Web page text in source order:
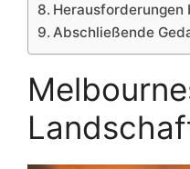
Herausforderungen
Abschließende